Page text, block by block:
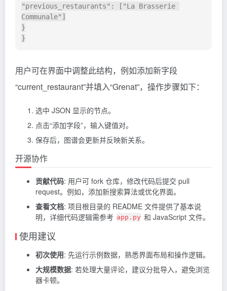
"previous_restaurants": ["La Brasserie
Communale"]
}
用户可在界面中调整此结构，例如添加新字段
“current_restaurant”并填入“Grenat”，操作步骤如下：
选中 JSON 显示的节点。
点击“添加字段”，输入键值对。
保存后，图谱会更新并反映新关系。
开源协作
贡献代码: 用户可 fork 仓库，修改代码后提交 pull
request。例如，添加新搜索算法或优化界面。
查看文档: 项目根目录的 README 文件提供了基本说
明，详细代码逻辑需参考 app.py 和 JavaScript 文件。
使用建议
初次使用: 先运行示例数据，熟悉界面布局和操作逻辑。
大规模数据: 若处理大量评论，建议分批导入，避免浏览
器卡顿。